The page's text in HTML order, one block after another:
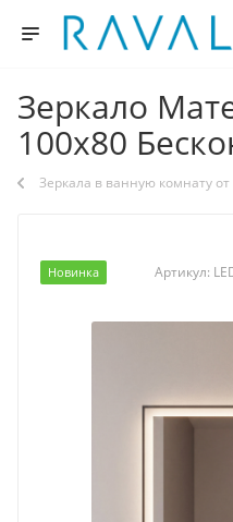
Зеркало
100х80
Зеркала в ванную комнату
Новинка Артикул: